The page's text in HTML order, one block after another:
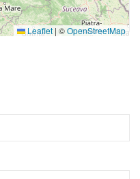
Leaflet | ©OpenStreetMap